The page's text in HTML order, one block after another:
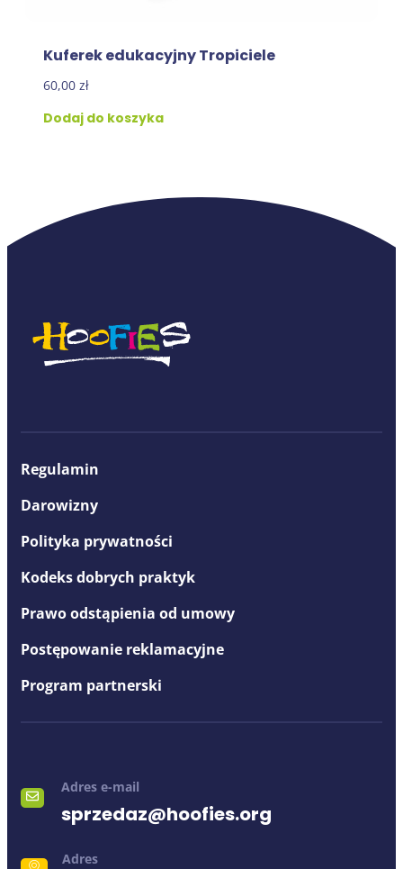
Kuferek edukacyjny Tropiciele
60,00 zł
Dodaj do koszyka
Regulamin
Darowizny
Polityka prywatności
Kodeks dobrych praktyk
Prawo odstąpienia od umowy
Postępowanie reklamacyjne
Program partnerski
Adres e-mail
sprzedaz@hoofies.org
Adres